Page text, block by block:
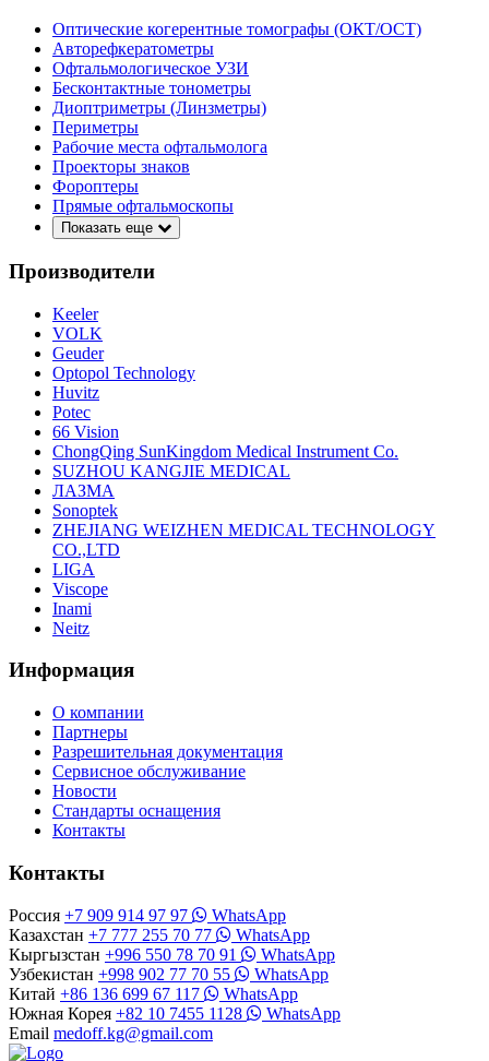
Оптические когерентные томографы (ОКТ/ОСТ)
Авторефкератометры
Офтальмологическое УЗИ
Бесконтактные тонометры
Диоптриметры (Линзметры)
Периметры
Рабочие места офтальмолога
Проекторы знаков
Фороптеры
Прямые офтальмоскопы
Показать еще
Производители
Keeler
VOLK
Geuder
Optopol Technology
Huvitz
Potec
66 Vision
ChongQing SunKingdom Medical Instrument Co.
SUZHOU KANGJIE MEDICAL
ЛАЗМА
Sonoptek
ZHEJIANG WEIZHEN MEDICAL TECHNOLOGY
CO.,LTD
LIGA
Viscope
Inami
Neitz
Информация
О компании
Партнеры
Разрешительная документация
Сервисное обслуживание
Новости
Стандарты оснащения
Контакты
Контакты
Россия +7 909 914 97 97
WhatsApp
Казахстан +7 777 255 70 77
WhatsApp
Кыргызстан +996 550 78 70 91
WhatsApp
Узбекистан +998 902 77 70 55
WhatsApp
Китай +86 136 699 67 117
WhatsApp
Южная Корея +82 10 7455 1128
WhatsApp
Email medoff.kg@gmail.com